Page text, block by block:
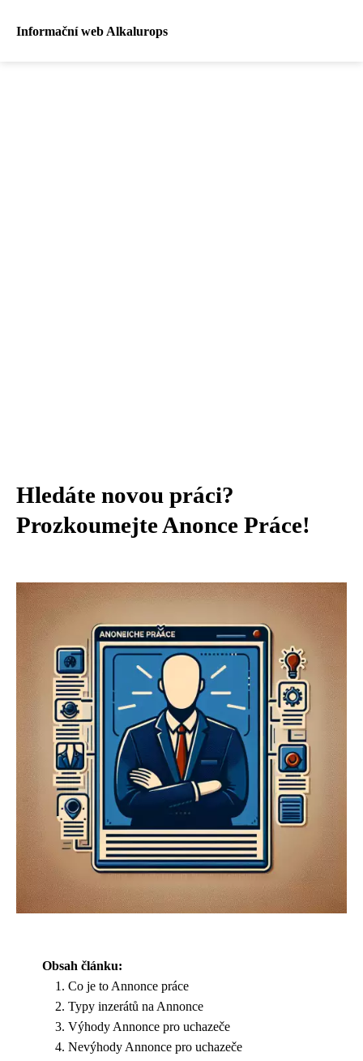
Informační web Alkalurops
Hledáte novou práci?
Prozkoumejte Anonce Práce!
Obsah článku:
Co je to Annonce práce
Typy inzerátů na Annonce
Výhody Annonce pro uchazeče
Nevýhody Annonce pro uchazeče